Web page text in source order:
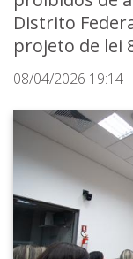
Distrito
projeto de lei
08/04/2026 19:14